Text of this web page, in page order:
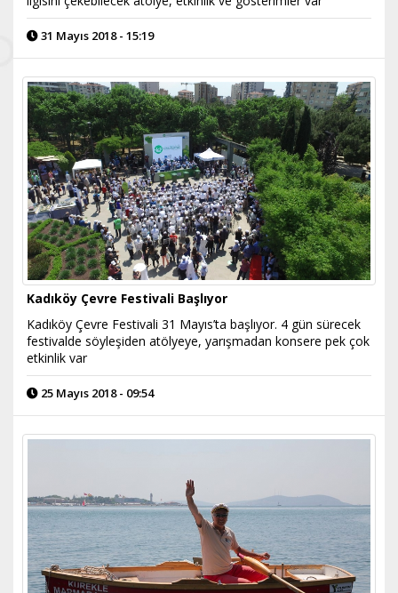
31 Mayıs 2018 - 15:19
Kadıköy Çevre Festivali Başlıyor
Kadıköy Çevre Festivali 31 Mayıs’ta başlıyor. 4 gün sürecek
festivalde söyleşiden atölyeye, yarışmadan konsere pek çok
etkinlik var
25 Mayıs 2018 - 09:54